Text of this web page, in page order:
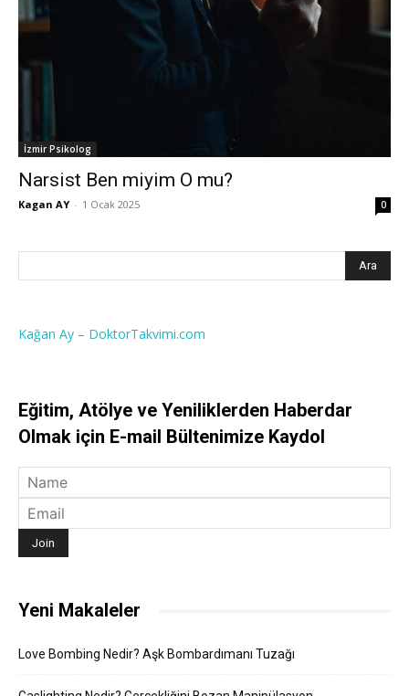
İzmir Psikolog
Narsist Ben miyim O mu?
Kagan AY - 1 Ocak 2025 0
Kağan Ay – DoktorTakvimi.com
Eğitim, Atölye ve Yeniliklerden Haberdar
Olmak için E-mail Bültenimize Kaydol
Yeni Makaleler
Love Bombing Nedir? Aşk Bombardımanı Tuzağı